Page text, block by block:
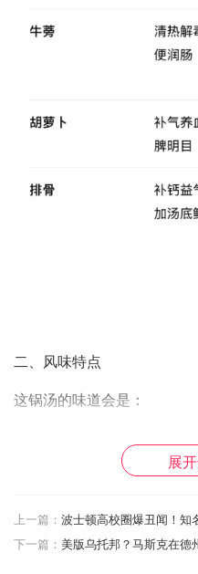
二、风味特点
这锅汤的味道会是：
有淡淡的药香，但不会苦（
汤色呈淡金或褐色，香而不
三、推荐煲法
展
上一篇：
下一篇：